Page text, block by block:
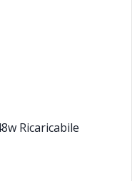
Ricaricabile